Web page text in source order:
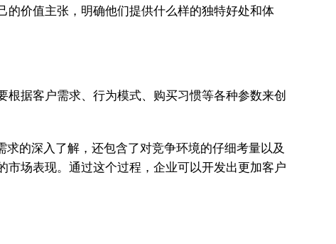
价值主张，明确他们提供什么样的独特好处和体
据客户需求、行为模式、购买习惯等各种参数来创
的深入了解，还包含了对竞争环境的仔细考量以及
场表现。通过这个过程，企业可以开发出更加客户